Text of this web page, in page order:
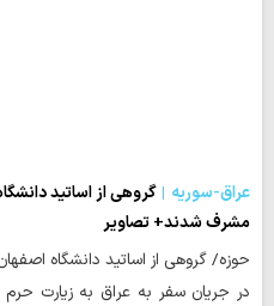
عراق-سوریه
گروهی از اساتید
مشرف شدند+ تصاویر
حوزه/ گروهی از اساتید دانشگاه
در جریان سفر به عراق به زیارت